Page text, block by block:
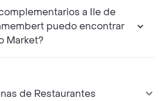
a Ile de
puedo encontrar
Market?
de Restaurantes